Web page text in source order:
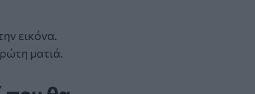
εικόνα.
ματιά.